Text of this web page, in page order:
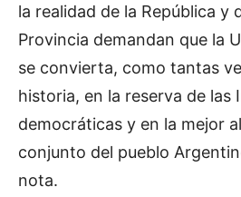
la realidad de la República y
Provincia demandan que la
se convierta, como tantas
historia, en la reserva de las
democráticas y en la mejor
conjunto del pueblo
nota.